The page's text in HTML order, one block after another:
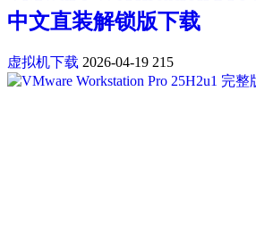
中文直装解锁版下载
虚拟机下载 2026-04-19 215